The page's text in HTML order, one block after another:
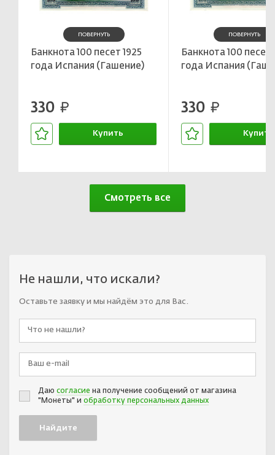
ПОВЕРНУТЬ
Банкнота 100 песет 1925
года Испания (Гашение)
330 руб.
Купить
ПОВЕРНУТЬ
Банкнота 100 песет
года Испания
330 руб.
Купить
Смотреть все
Не нашли, что искали?
Оставьте заявку и мы найдём это для Вас.
Даю согласие на получение сообщений от магазина
"Монеты" и обработку персональных данных